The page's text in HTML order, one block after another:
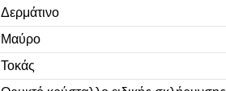
Δερμάτινο
Μαύρο
Τοκάς